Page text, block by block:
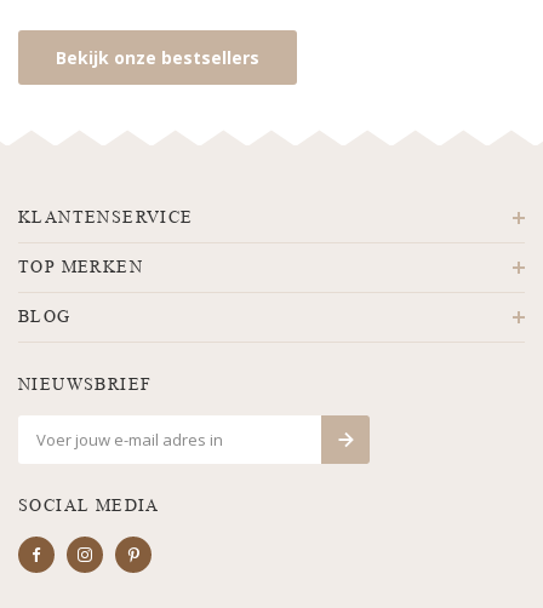
Bekijk onze bestsellers
KLANTENSERVICE
TOP MERKEN
BLOG
NIEUWSBRIEF
SOCIAL MEDIA